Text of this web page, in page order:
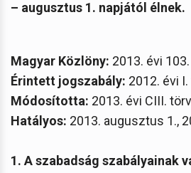
– augusztus 1. napjától élnek.
Magyar Közlöny: 2013. évi
Érintett jogszabály: 2012. évi
Módosította: 2013. évi CIII.
Hatályos: 2013. augusztus 1.,
1. A szabadság szabályainak